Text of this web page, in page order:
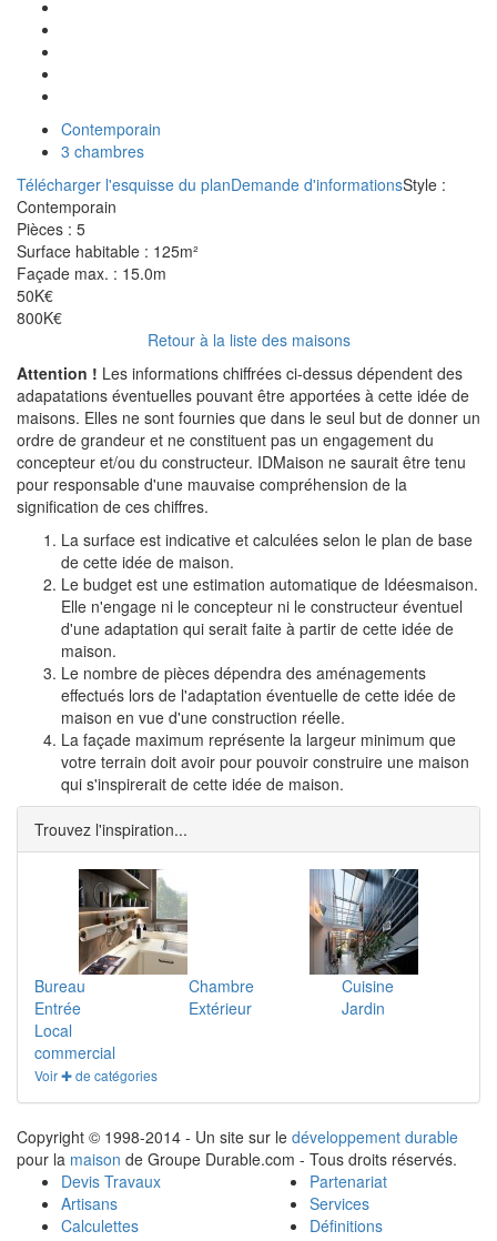
Contemporain
3 chambres
Télécharger l'esquisse du planDemande d'informationsStyle :
Contemporain
Pièces : 5
Surface habitable : 125m²
Façade max. : 15.0m
50K€
800K€
Retour à la liste des maisons
Attention ! Les informations chiffrées ci-dessus dépendent des
adapatations éventuelles pouvant être apportées à cette idée de
maisons. Elles ne sont fournies que dans le seul but de donner un
ordre de grandeur et ne constituent pas un engagement du
concepteur et/ou du constructeur. IDMaison ne saurait être tenu
pour responsable d'une mauvaise compréhension de la
signification de ces chiffres.
La surface est indicative et calculées selon le plan de base
de cette idée de maison.
Le budget est une estimation automatique de Idéesmaison.
Elle n'engage ni le concepteur ni le constructeur éventuel
d'une adaptation qui serait faite à partir de cette idée de
maison.
Le nombre de pièces dépendra des aménagements
effectués lors de l'adaptation éventuelle de cette idée de
maison en vue d'une construction réelle.
La façade maximum représente la largeur minimum que
votre terrain doit avoir pour pouvoir construire une maison
qui s'inspirerait de cette idée de maison.
Trouvez l'inspiration...
Bureau Chambre
Cuisine
Entrée
Extérieur
Jardin
Local
commercial
Voir ✚ de catégories
Copyright © 1998-2014 - Un site sur le développement durable
pour la maison de Groupe Durable.com - Tous droits réservés.
Devis Travaux
Artisans
Calculettes
Partenariat
Services
Définitions